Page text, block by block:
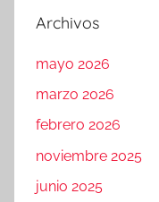
Archivos
mayo 2026
marzo 2026
febrero 2026
noviembre 2025
junio 2025